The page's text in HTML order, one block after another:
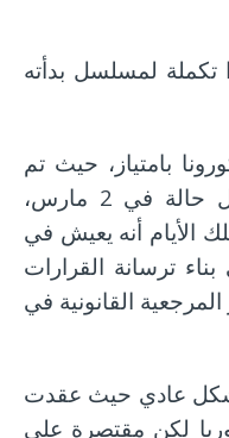
لمسلسل بدأته
سنة كورونا بامتياز، حيث تم
الإعلان رسميا عن تسجيل أول حالة في 2 مارس،
الأيام أنه يعيش في
ترسانة القرارات
القانونية في
عادي حيث عقدت
لكن مقتصرة على